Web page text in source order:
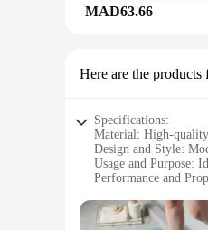
MAD63.66
Here are the products
Specifications:
Material: High-
Design and Style:
Usage and Purpose:
Performance and
Applicable People: